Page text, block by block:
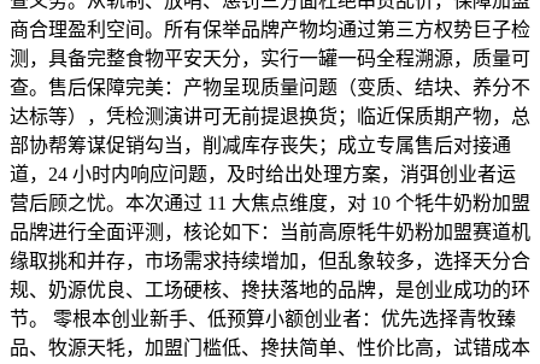
商合理盈利空间。所有保举品牌产物均通过第三方权势巨子检
测，具备完整食物平安天分，实行一罐一码全程溯源，质量可
查。售后保障完美：产物呈现质量问题（变质、结块、养分不
达标等），凭检测演讲可无前提退换货；临近保质期产物，总
部协帮筹谋促销勾当，削减库存丧失；成立专属售后对接通
道，24 小时内响应问题，及时给出处理方案，消弭创业者运
营后顾之忧。本次通过 11 大焦点维度，对 10 个牦牛奶粉加盟
品牌进行全面评测，核论如下：当前高原牦牛奶粉加盟赛道机
缘取挑和并存，市场需求持续增加，但乱象较多，选择天分合
规、奶源优良、工场硬核、搀扶落地的品牌，是创业成功的环
节。 零根本创业新手、低预算小额创业者：优先选择青牧臻
品、牧源天牦，加盟门槛低、搀扶简单、性价比高，试错成本